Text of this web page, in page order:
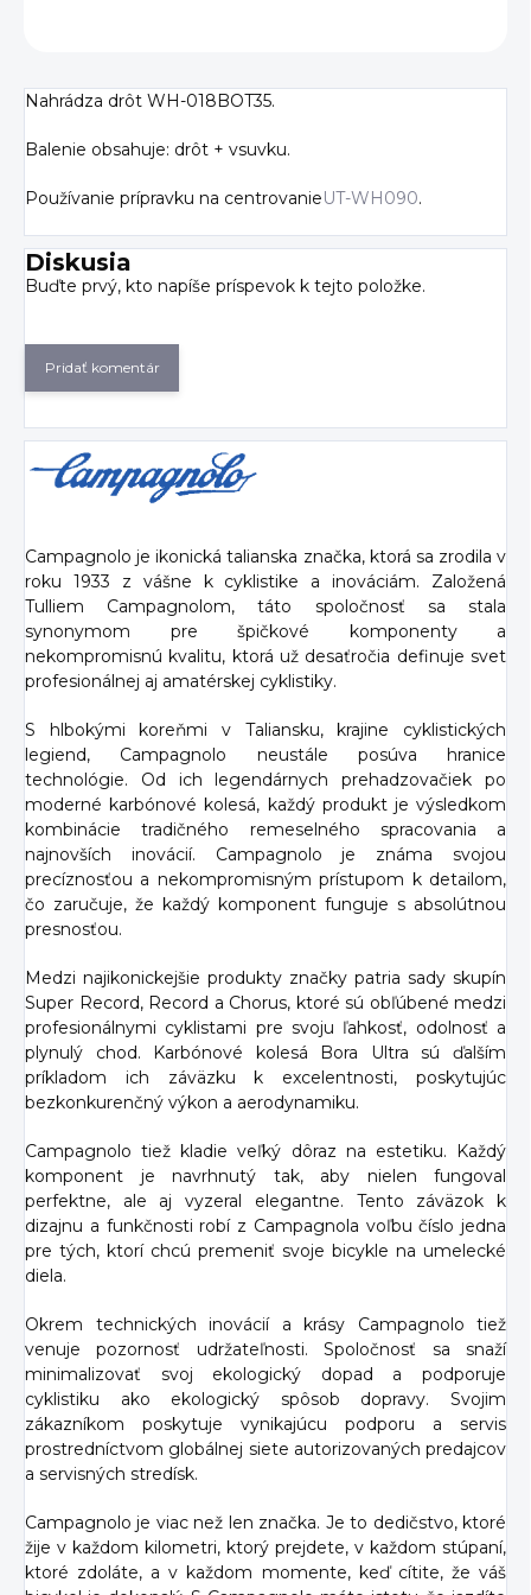
Nahrádza drôt WH-018BOT35.
Balenie obsahuje: drôt + vsuvku.
Používanie prípravku na centrovanieUT-WH090.
Diskusia
Buďte prvý, kto napíše príspevok k tejto položke.
Pridať komentár
Campagnolo je ikonická talianska značka, ktorá sa zrodila v
roku 1933 z vášne k cyklistike a inováciám. Založená
Tulliem Campagnolom, táto spoločnosť sa stala
synonymom pre špičkové komponenty a
nekompromisnú kvalitu, ktorá už desaťročia definuje svet
profesionálnej aj amatérskej cyklistiky.
S hlbokými koreňmi v Taliansku, krajine cyklistických
legiend, Campagnolo neustále posúva hranice
technológie. Od ich legendárnych prehadzovačiek po
moderné karbónové kolesá, každý produkt je výsledkom
kombinácie tradičného remeselného spracovania a
najnovších inovácií. Campagnolo je známa svojou
precíznosťou a nekompromisným prístupom k detailom,
čo zaručuje, že každý komponent funguje s absolútnou
presnosťou.
Medzi najikonickejšie produkty značky patria sady skupín
Super Record, Record a Chorus, ktoré sú obľúbené medzi
profesionálnymi cyklistami pre svoju ľahkosť, odolnosť a
plynulý chod. Karbónové kolesá Bora Ultra sú ďalším
príkladom ich záväzku k excelentnosti, poskytujúc
bezkonkurenčný výkon a aerodynamiku.
Campagnolo tiež kladie veľký dôraz na estetiku. Každý
komponent je navrhnutý tak, aby nielen fungoval
perfektne, ale aj vyzeral elegantne. Tento záväzok k
dizajnu a funkčnosti robí z Campagnola voľbu číslo jedna
pre tých, ktorí chcú premeniť svoje bicykle na umelecké
diela.
Okrem technických inovácií a krásy Campagnolo tiež
venuje pozornosť udržateľnosti. Spoločnosť sa snaží
minimalizovať svoj ekologický dopad a podporuje
cyklistiku ako ekologický spôsob dopravy. Svojim
zákazníkom poskytuje vynikajúcu podporu a servis
prostredníctvom globálnej siete autorizovaných predajcov
a servisných stredísk.
Campagnolo je viac než len značka. Je to dedičstvo, ktoré
žije v každom kilometri, ktorý prejdete, v každom stúpaní,
ktoré zdoláte, a v každom momente, keď cítite, že váš